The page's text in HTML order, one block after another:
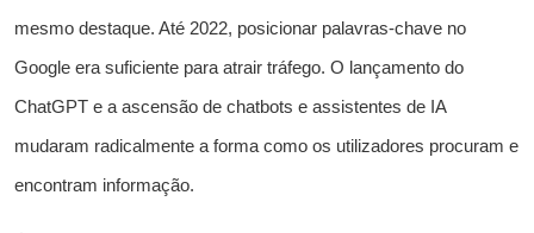
mesmo destaque. Até 2022, posicionar palavras-chave no
Google era suficiente para atrair tráfego. O lançamento do
ChatGPT e a ascensão de chatbots e assistentes de IA
mudaram radicalmente a forma como os utilizadores procuram e
encontram informação.